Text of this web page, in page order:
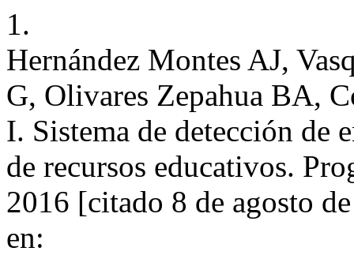
1.
Hernández Montes AJ,
G, Olivares Zepahua BA,
I. Sistema de detección de
de recursos educativos.
2016 [citado 8 de agosto
en: